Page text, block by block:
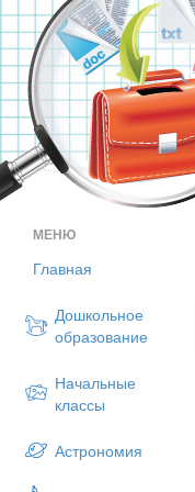
МЕНЮ
Главная
Дошкольное
образование
Начальные
классы
Астрономия